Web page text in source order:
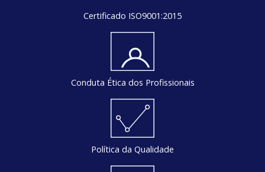
Certificado ISO9001:2015
Conduta Ética dos Profissionais
Política da Qualidade